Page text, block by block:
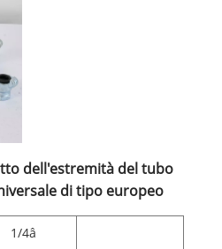
dell'estremità del tubo
di tipo europeo
1/4â